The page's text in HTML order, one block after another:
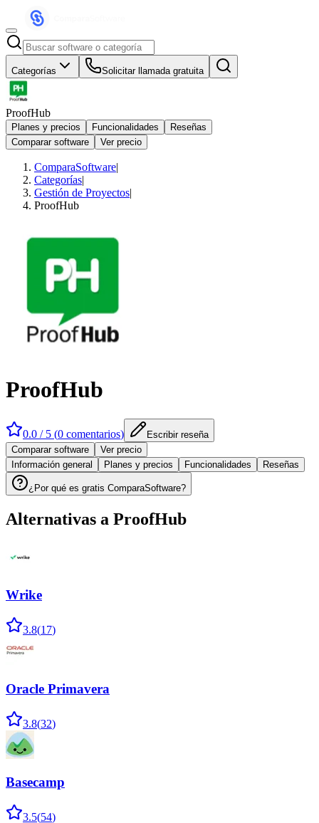
Categorías Solicitar llamada gratuita
ProofHub
Planes y precios Funcionalidades
Reseñas
Comparar software
Ver precio
ComparaSoftware|
Categorías|
Gestión de Proyectos|
ProofHub
ProofHub
0.0 / 5 (0 comentarios)
Escribir reseña
Comparar software
Ver precio
Información general
Planes y precios Funcionalidades Reseñas
¿Por qué es gratis ComparaSoftware?
Alternativas a ProofHub
Wrike
3.8(17)
Oracle Primavera
3.8(32)
Basecamp
3.5(54)